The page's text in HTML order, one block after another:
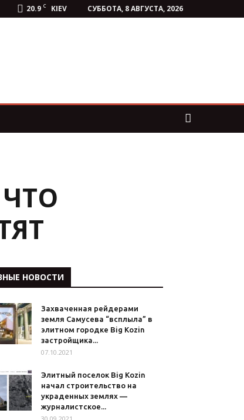
20.9 C KIEV СУББОТА, 8 АВГУСТА, 2026
НОВОСТИ
Захваченная рейдерами
земля Самусева “всплыла” в
элитном городке Big Kozin
застройщика...
07.10.2021
Элитный поселок Big Kozin
начал строительство на
украденных землях —
журналистское...